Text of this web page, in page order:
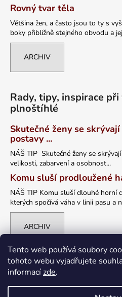
Tento web používá soubory
tohoto webu vyjadřujete
informacízde.
Rovný tvar těla
Většina žen, a často jsou to ty s
boky přibližně stejného obvodu a
ARCHIV
Rady, tipy, inspirace
plnoštíhlé
Skutečné ženy se
postavy ...
NÁŠ TIP Skutečné ženy se
velikosti, zabarvení a osobnost...
Komu sluší prodloužené
NÁŠ TIP Komu sluší dlouhé horní
kterých spočívá váha v linii pasu a
ARCHIV